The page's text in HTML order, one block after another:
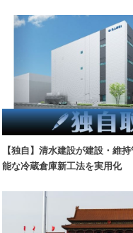
【独自】清水建設が建設・維
能な冷蔵倉庫新工法を実用化